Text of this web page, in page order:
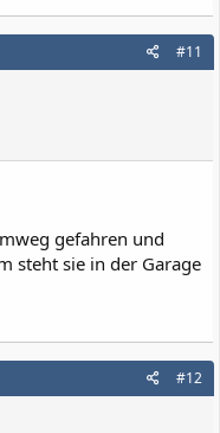
#11
gefahren und
steht sie in der Garage
#12